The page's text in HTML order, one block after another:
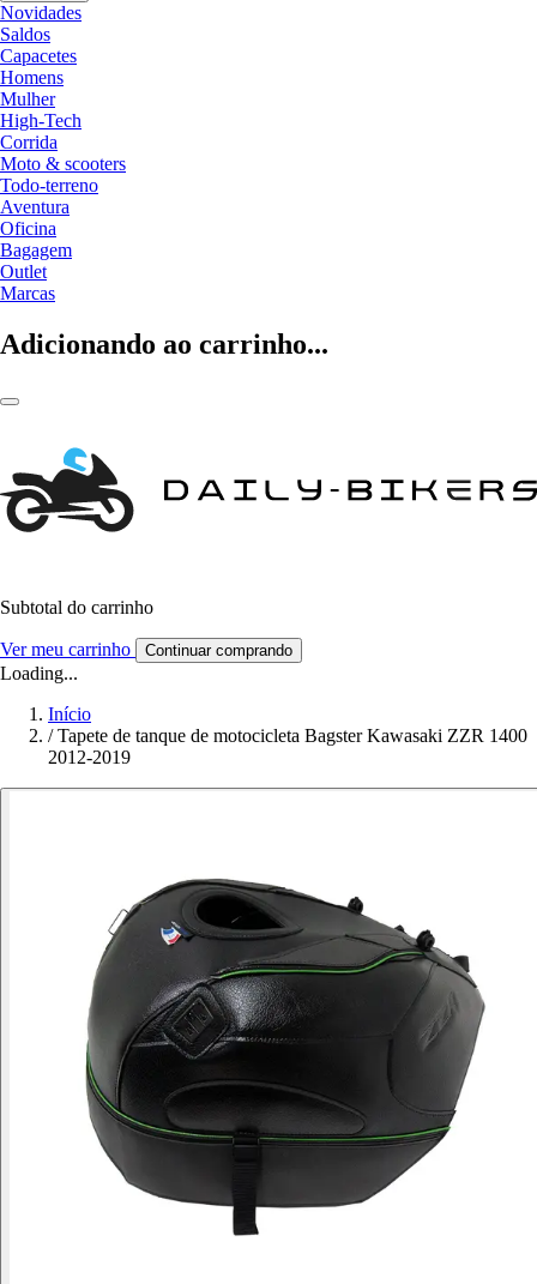
Novidades
Saldos
Capacetes
Homens
Mulher
High-Tech
Corrida
Moto & scooters
Todo-terreno
Aventura
Oficina
Bagagem
Outlet
Marcas
Adicionando ao carrinho...
Subtotal do carrinho
Ver meu carrinho Continuar comprando
Loading...
Início
/ Tapete de tanque de motocicleta Bagster Kawasaki ZZR 1400
2012-2019